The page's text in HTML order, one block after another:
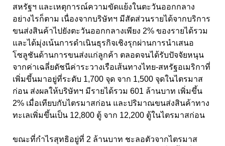
สหรัฐฯ และเหตุการณ์ความขัดแย้งในตะวันออกกลาง
อย่างไรก็ตาม เนื่องจากบริษัทฯ มีสัดส่วนรายได้จากบริการ
ขนส่งสินค้าไปยังตะวันออกกลางเพียง 2% ของรายได้รวม
และได้มุ่งเน้นการดำเนินธุรกิจเชิงรุกผ่านการนำเสนอ
โซลูชันด้านการขนส่งแก่ลูกค้า ตลอดจนได้รับปัจจัยหนุน
จากค่าเฉลี่ยดัชนีค่าระวางเรือเส้นทางไทย-สหรัฐอเมริกาที่
เพิ่มขึ้นมาอยู่ที่ระดับ 1,700 จุด จาก 1,500 จุดในไตรมาส
ก่อน ส่งผลให้บริษัทฯ มีรายได้รวม 601 ล้านบาท เพิ่มขึ้น
2% เมื่อเทียบกับไตรมาสก่อน และปริมาณขนส่งสินค้าทาง
ทะเลเพิ่มขึ้นเป็น 12,800 ตู้ จาก 12,200 ตู้ในไตรมาสก่อน
ขณะที่กำไรสุทธิอยู่ที่ 2 ล้านบาท ชะลอตัวจากไตรมาส